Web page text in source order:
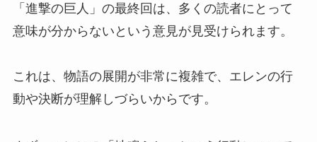
「進撃の巨人」の最終回は、多くの読者にとって
意味が分からないという意見が見受けられます。
これは、物語の展開が非常に複雑で、エレンの行
動や決断が理解しづらいからです。